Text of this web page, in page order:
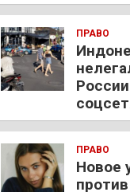
ПРАВО
ПРАВО
Новое